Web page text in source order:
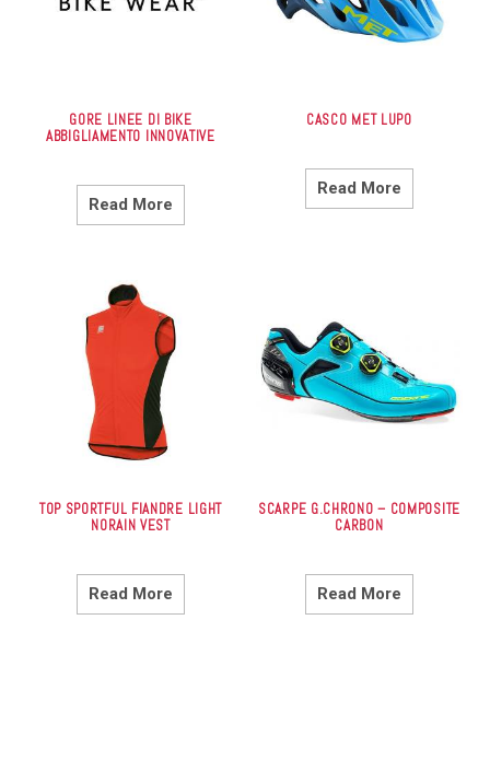
GORE LINEE DI BIKE
ABBIGLIAMENTO INNOVATIVE
Read More
CASCO MET LUPO
Read More
TOP SPORTFUL FIANDRE LIGHT
NORAIN VEST
Read More
SCARPE G.CHRONO – COMPOSITE
CARBON
Read More